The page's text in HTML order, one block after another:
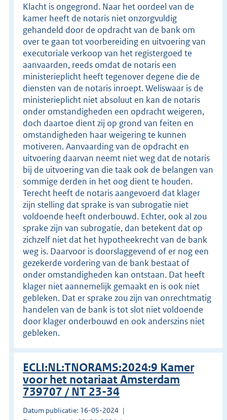
Klacht is ongegrond. Naar het oordeel van de
kamer heeft de notaris niet onzorgvuldig
gehandeld door de opdracht van de bank om
over te gaan tot voorbereiding en uitvoering van
executoriale verkoop van het registergoed te
aanvaarden, reeds omdat de notaris een
ministerieplicht heeft tegenover degene die de
diensten van de notaris inroept. Weliswaar is de
ministerieplicht niet absoluut en kan de notaris
onder omstandigheden een opdracht weigeren,
doch daartoe dient zij op grond van feiten en
omstandigheden haar weigering te kunnen
motiveren. Aanvaarding van de opdracht en
uitvoering daarvan neemt niet weg dat de notaris
bij de uitvoering van die taak ook de belangen van
sommige derden in het oog dient te houden.
Terecht heeft de notaris aangevoerd dat klager
zijn stelling dat sprake is van subrogatie niet
voldoende heeft onderbouwd. Echter, ook al zou
sprake zijn van subrogatie, dan betekent dat op
zichzelf niet dat het hypotheekrecht van de bank
weg is. Daarvoor is doorslaggevend of er nog een
gezekerde vordering van de bank bestaat of
onder omstandigheden kan ontstaan. Dat heeft
klager niet aannemelijk gemaakt en is ook niet
gebleken. Dat er sprake zou zijn van onrechtmatig
handelen van de bank is tot slot niet voldoende
door klager onderbouwd en ook anderszins niet
gebleken.
ECLI:NL:TNORAMS:2024:9 Kamer
voor het notariaat Amsterdam
739707 / NT 23-34
Datum publicatie: 16-05-2024